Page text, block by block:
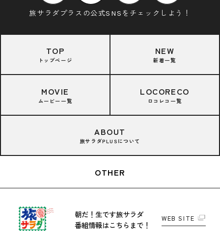
旅サラダプラスの公式SNSをチェックしよう！
TOP
トップページ
NEW
新着一覧
MOVIE
ムービー一覧
LOCORECO
ロコレコ一覧
ABOUT
旅サラダPLUSについて
OTHER
朝だ！生です旅サラダ
番組情報はこちらまで！
WEB SITE